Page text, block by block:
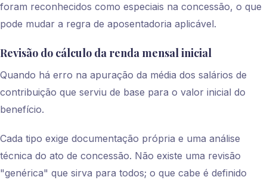
foram reconhecidos como especiais na concessão, o que
pode mudar a regra de aposentadoria aplicável.
Revisão do cálculo da renda mensal inicial
Quando há erro na apuração da média dos salários de
contribuição que serviu de base para o valor inicial do
benefício.
Cada tipo exige documentação própria e uma análise
técnica do ato de concessão. Não existe uma revisão
"genérica" que sirva para todos; o que cabe é definido